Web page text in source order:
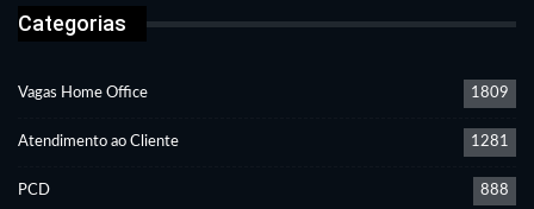
Categorias
Vagas Home Office 1809
Atendimento ao Cliente 1281
PCD 888